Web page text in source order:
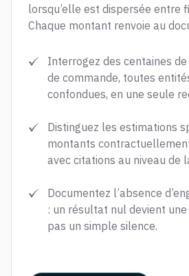
lorsqu’elle est dispersée entre
Chaque montant renvoie au
Interrogez des centaines
de commande, toutes
confondues, en une seule
Distinguez les estimations
montants
avec citations au niveau de
Documentez l’absence
: un résultat nul devient
pas un simple silence.